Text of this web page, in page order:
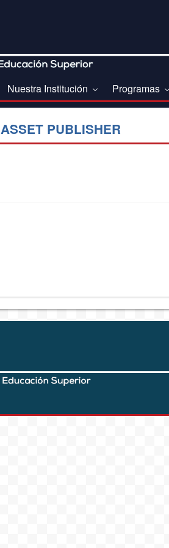
Nuestra Institución Programas
ASSET PUBLISHER